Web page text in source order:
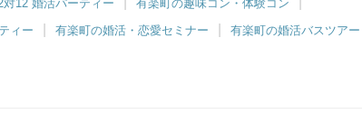
12 婚活パーティー
有楽町の趣味コン・体験コン
ィー 有楽町の婚活・恋愛セミナー
有楽町の婚活バスツアー